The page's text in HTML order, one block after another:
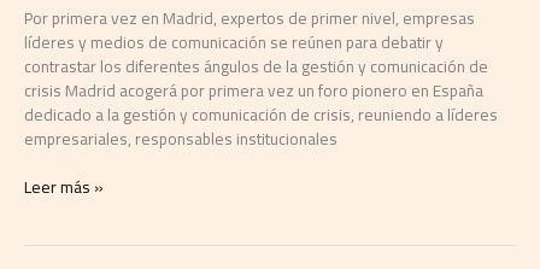
Por primera vez en Madrid, expertos de primer nivel, empresas
líderes y medios de comunicación se reúnen para debatir y
contrastar los diferentes ángulos de la gestión y comunicación de
crisis Madrid acogerá por primera vez un foro pionero en España
dedicado a la gestión y comunicación de crisis, reuniendo a líderes
empresariales, responsables institucionales
Leer más »